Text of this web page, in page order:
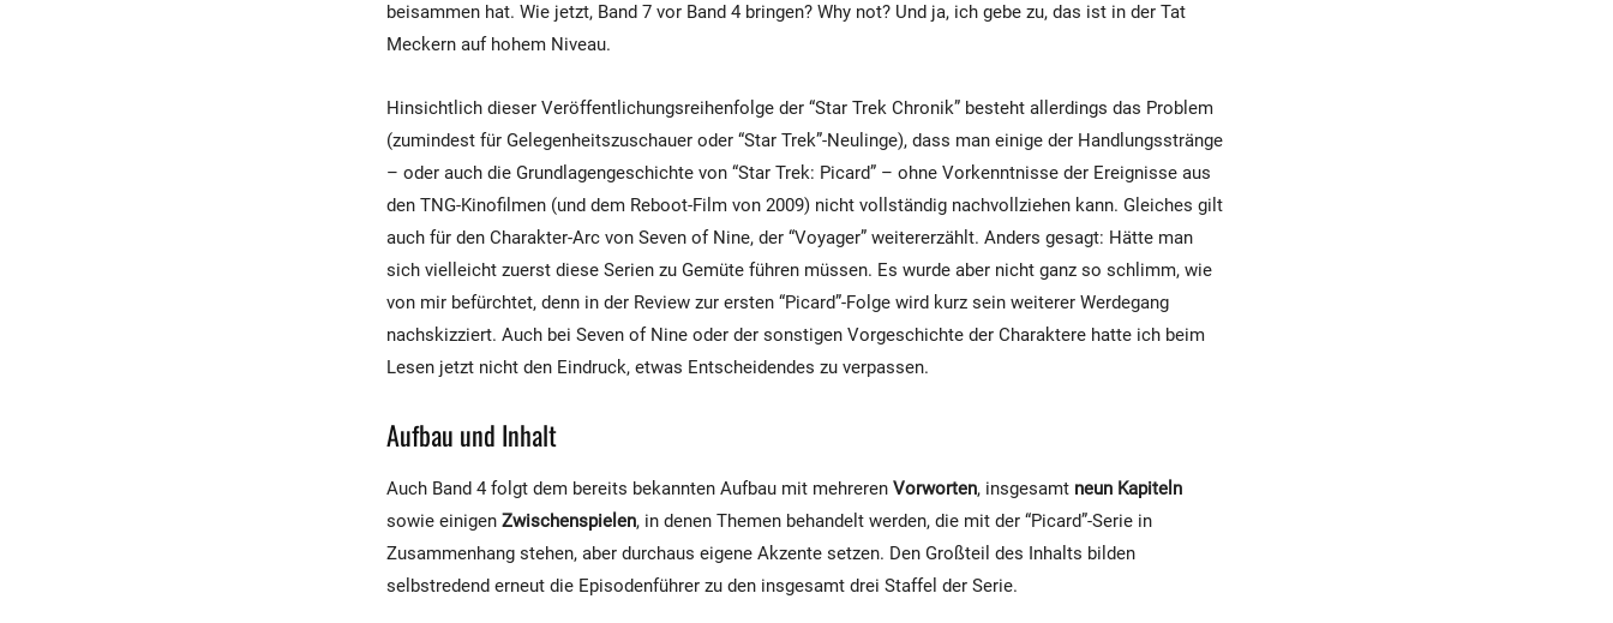
beisammen hat. Wie jetzt, Band 7 vor Band 4 bringen? Why not? Und ja, ich gebe zu, das ist in der Tat
Meckern auf hohem Niveau.
Hinsichtlich dieser Veröffentlichungsreihenfolge der “Star Trek Chronik” besteht allerdings das Problem
(zumindest für Gelegenheitszuschauer oder “Star Trek”-Neulinge), dass man einige der Handlungsstränge
– oder auch die Grundlagengeschichte von “Star Trek: Picard” – ohne Vorkenntnisse der Ereignisse aus
den TNG-Kinofilmen (und dem Reboot-Film von 2009) nicht vollständig nachvollziehen kann. Gleiches gilt
auch für den Charakter-Arc von Seven of Nine, der “Voyager” weitererzählt. Anders gesagt: Hätte man
sich vielleicht zuerst diese Serien zu Gemüte führen müssen. Es wurde aber nicht ganz so schlimm, wie
von mir befürchtet, denn in der Review zur ersten “Picard”-Folge wird kurz sein weiterer Werdegang
nachskizziert. Auch bei Seven of Nine oder der sonstigen Vorgeschichte der Charaktere hatte ich beim
Lesen jetzt nicht den Eindruck, etwas Entscheidendes zu verpassen.
Aufbau und Inhalt
Auch Band 4 folgt dem bereits bekannten Aufbau mit mehreren Vorworten, insgesamt neun Kapiteln
sowie einigen Zwischenspielen, in denen Themen behandelt werden, die mit der “Picard”-Serie in
Zusammenhang stehen, aber durchaus eigene Akzente setzen. Den Großteil des Inhalts bilden
selbstredend erneut die Episodenführer zu den insgesamt drei Staffel der Serie.